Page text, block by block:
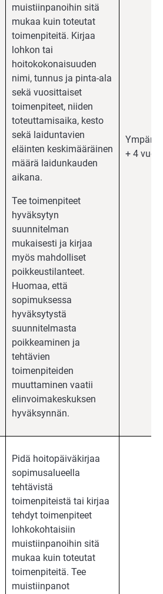
muistiinpanoihin sitä
mukaa kuin toteutat
toimenpiteitä. Kirjaa
lohkon tai
hoitokokonaisuuden
nimi, tunnus ja pinta-ala
sekä vuosittaiset
toimenpiteet, niiden
toteuttamisaika, kesto
sekä laiduntavien
eläinten keskimääräinen
määrä laidunkauden
aikana.
Tee toimenpiteet
hyväksytyn
suunnitelman
mukaisesti ja kirjaa
myös mahdolliset
poikkeustilanteet.
Huomaa, että
sopimuksessa
hyväksytystä
suunnitelmasta
poikkeaminen ja
tehtävien
toimenpiteiden
muuttaminen vaatii
elinvoimakeskuksen
hyväksynnän.
+ 4
Pidä hoitopäiväkirjaa
sopimusalueella
tehtävistä
toimenpiteistä tai kirjaa
tehdyt toimenpiteet
lohkokohtaisiin
muistiinpanoihin sitä
mukaa kuin toteutat
toimenpiteitä. Tee
muistiinpanot